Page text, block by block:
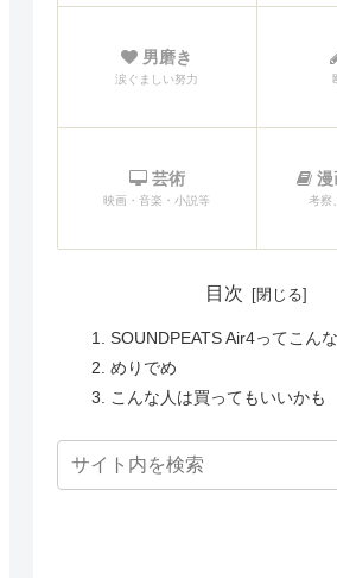
男磨き
涙ぐましい努力
芸術
映画・音楽・小説等
漫
考察
目次
SOUNDPEATS Air4ってこん
めりでめ
こんな人は買ってもいいかも